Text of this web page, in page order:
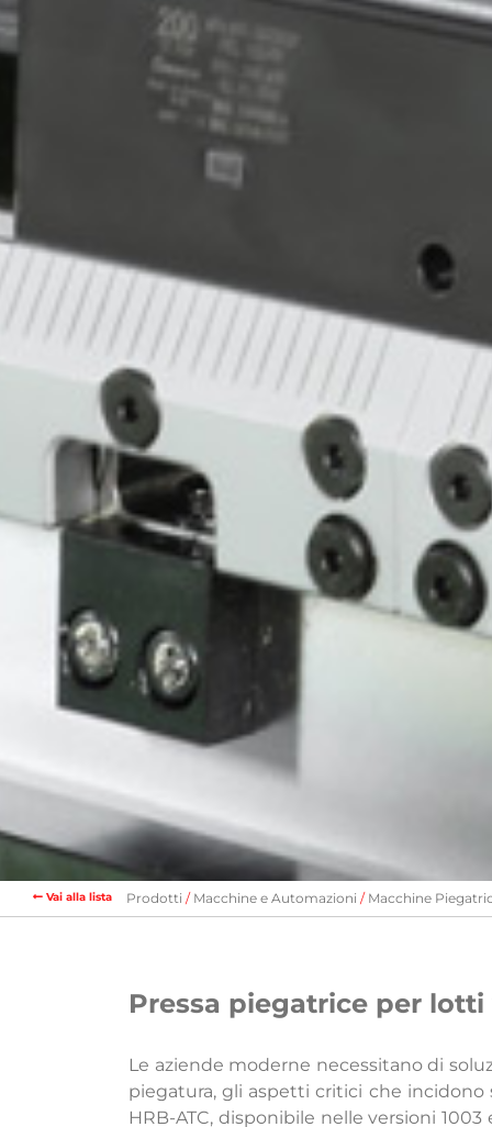
Vai alla lista Prodotti Macchine e Automazioni Macchine
Pressa piegatrice per
Le aziende moderne necessitano di
piegatura, gli aspetti critici che
HRB-ATC, disponibile nelle versioni